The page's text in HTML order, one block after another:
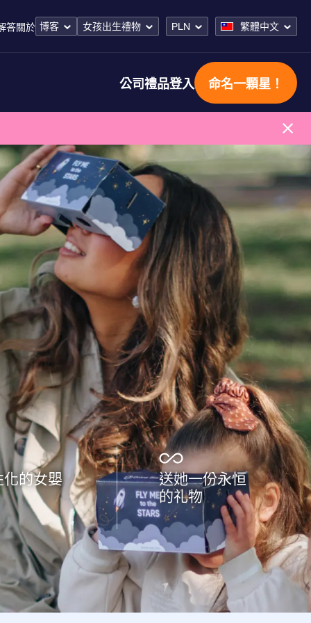
答關於 博客 女孩出生禮物 PLN 繁體中文
公司禮品登入 命名一顆星！
的女嬰
送她一份永恒
的礼物